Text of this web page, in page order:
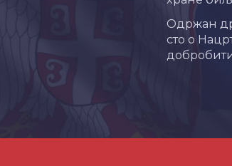
Одржан
сто о